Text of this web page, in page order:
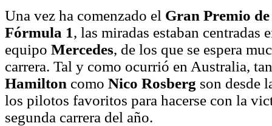
Una vez ha comenzado el Gran Premio
Fórmula 1, las miradas estaban centradas
equipo Mercedes, de los que se espera
carrera. Tal y como ocurrió en Australia,
Hamilton como Nico Rosberg son desde
los pilotos favoritos para hacerse con la
segunda carrera del año.